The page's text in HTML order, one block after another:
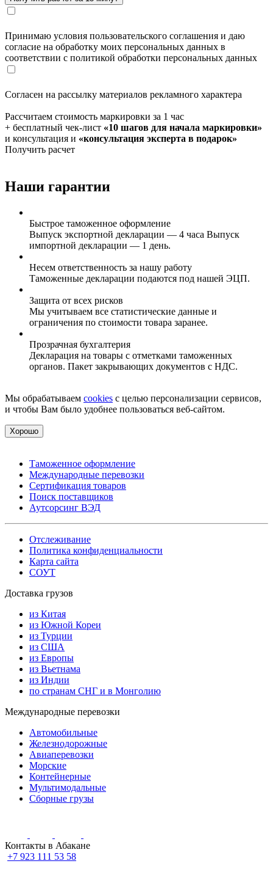
Принимаю условия пользовательского соглашения и даю
согласие на обработку моих персональных данных в
соответствии с политикой обработки персональных данных
Согласен на рассылку материалов рекламного характера
Рассчитаем стоимость маркировки за 1 час
+ бесплатный чек-лист «10 шагов для начала маркировки»
и консультация и «консультация эксперта в подарок»
Получить расчет
Наши гарантии
Быстрое таможенное оформление
Выпуск экспортной декларации — 4 часа Выпуск
импортной декларации — 1 день.
Несем ответственность за нашу работу
Таможенные декларации подаются под нашей ЭЦП.
Защита от всех рисков
Мы учитываем все статистические данные и
ограничения по стоимости товара заранее.
Прозрачная бухгалтерия
Декларация на товары с отметками таможенных
органов. Пакет закрывающих документов с НДС.
Мы обрабатываем cookies с целью персонализации сервисов,
и чтобы Вам было удобнее пользоваться веб-сайтом.
Хорошо
Таможенное оформление
Международные перевозки
Сертификация товаров
Поиск поставщиков
Аутсорсинг ВЭД
Отслеживание
Политика конфиденциальности
Карта сайта
СОУТ
Доставка грузов
из Китая
из Южной Кореи
из Турции
из США
из Европы
из Вьетнама
из Индии
по странам СНГ и в Монголию
Международные перевозки
Автомобильные
Железнодорожные
Авиаперевозки
Морские
Контейнерные
Мультимодальные
Сборные грузы
Контакты в Абакане
+7 923 111 53 58